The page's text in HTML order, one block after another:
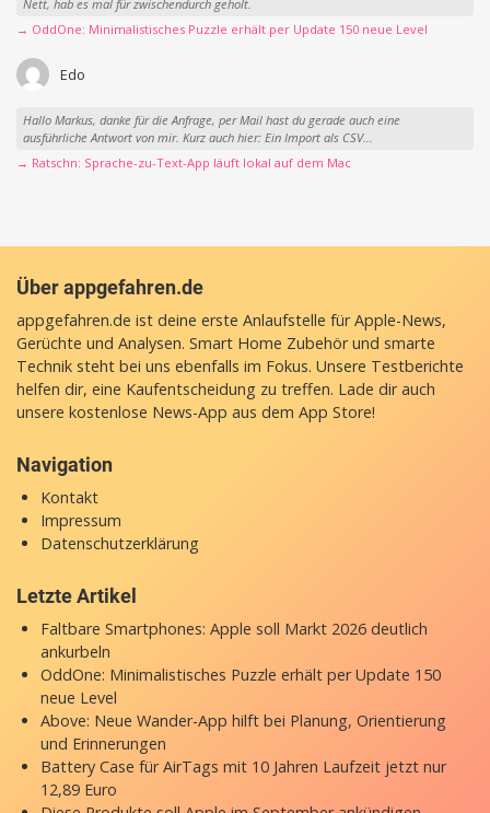
Nett, hab es mal für zwischendurch geholt.
→ OddOne: Minimalistisches Puzzle erhält per Update 150 neue Level
Edo
Hallo Markus, danke für die Anfrage, per Mail hast du gerade auch eine
ausführliche Antwort von mir. Kurz auch hier: Ein Import als CSV...
→ Ratschn: Sprache-zu-Text-App läuft lokal auf dem Mac
Über appgefahren.de
appgefahren.de ist deine erste Anlaufstelle für Apple-News,
Gerüchte und Analysen. Smart Home Zubehör und smarte
Technik steht bei uns ebenfalls im Fokus. Unsere Testberichte
helfen dir, eine Kaufentscheidung zu treffen. Lade dir auch
unsere kostenlose News-App aus dem App Store!
Navigation
Kontakt
Impressum
Datenschutzerklärung
Letzte Artikel
Faltbare Smartphones: Apple soll Markt 2026 deutlich
ankurbeln
OddOne: Minimalistisches Puzzle erhält per Update 150
neue Level
Above: Neue Wander-App hilft bei Planung, Orientierung
und Erinnerungen
Battery Case für AirTags mit 10 Jahren Laufzeit jetzt nur
12,89 Euro